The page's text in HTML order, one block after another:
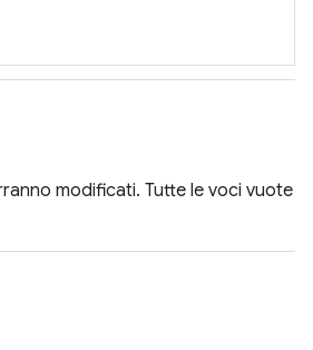
modificati. Tutte le voci vuote